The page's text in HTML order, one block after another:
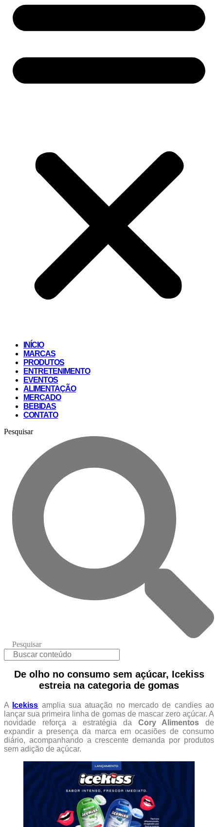
INÍCIO
MARCAS
PRODUTOS
ENTRETENIMENTO
EVENTOS
ALIMENTAÇÃO
MERCADO
BEBIDAS
CONTATO
Pesquisar
Pesquisar
De olho no consumo sem açúcar, Icekiss
estreia na categoria de gomas
A Icekiss amplia sua atuação no mercado de candies ao
lançar sua primeira linha de gomas de mascar zero açúcar. A
novidade reforça a estratégia da Cory Alimentos de
expandir a presença da marca em ocasiões de consumo
diário, acompanhando a crescente demanda por produtos
sem adição de açúcar.